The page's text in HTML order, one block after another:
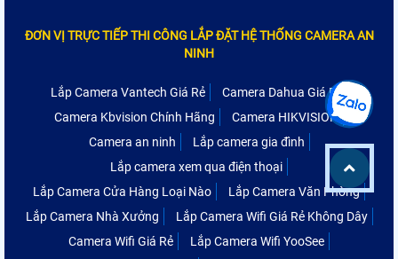
ĐƠN VỊ TRỰC TIẾP THI CÔNG LẮP ĐẶT HỆ THỐNG CAMERA AN
NINH
Lắp Camera Vantech Giá Rẻ
Camera Dahua Giá Rẻ
Camera Kbvision Chính Hãng
Camera HIKVISION
Camera an ninh
Lắp camera gia đình
Lắp camera xem qua điện thoại
Lắp Camera Cửa Hàng Loại Nào
Lắp Camera Văn Phòng
Lắp Camera Nhà Xưởng
Lắp Camera Wifi Giá Rẻ Không Dây
Camera Wifi Giá Rẻ
Lắp Camera Wifi YooSee